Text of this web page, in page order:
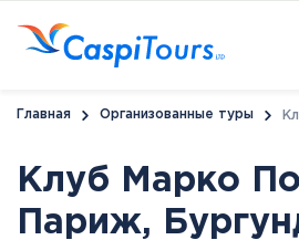
Главная Организованные туры
Клуб Марко
Париж,